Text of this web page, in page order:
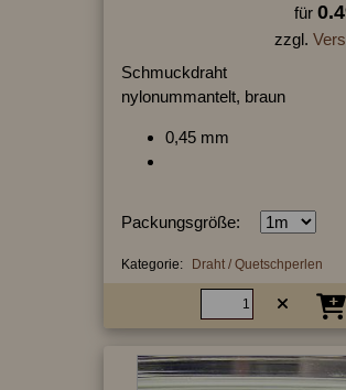
für
zzgl.
Schmuckdraht
nylonummantelt, braun
0,45 mm
Packungsgröße:
Kategorie: Draht / Quetschperlen